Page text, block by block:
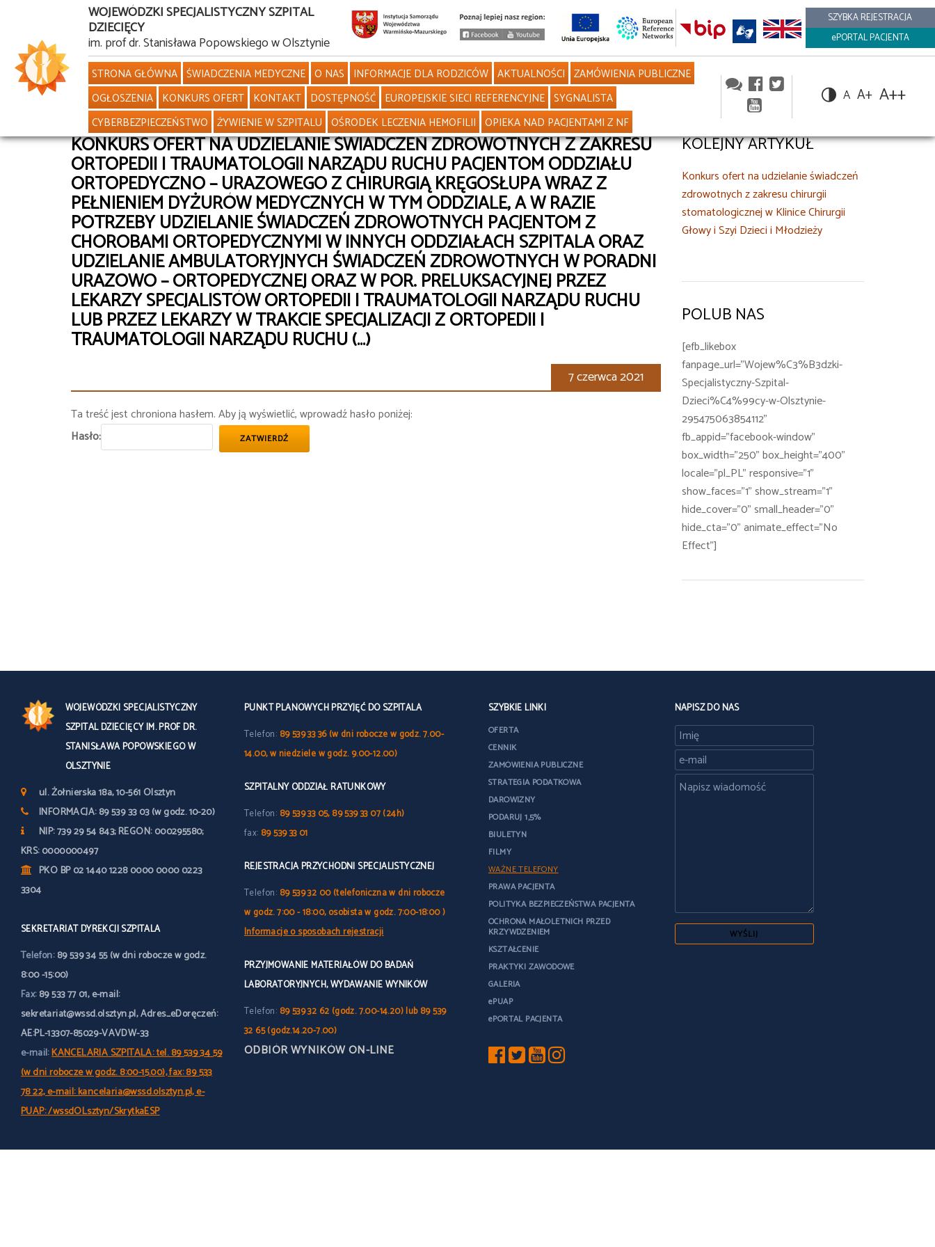
treści
WOJEWÓDZKI SPECJALISTYCZNY SZPITAL
DZIECIĘCY
im. prof dr. Stanisława Popowskiego w Olsztynie
SZYBKA REJESTRACJA
ePORTAL PACJENTA
STRONA GŁÓWNA ŚWIADCZENIA MEDYCZNE O NAS INFORMACJE DLA RODZICÓW AKTUALNOŚCI ZAMÓWIENIA PUBLICZNE
OGŁOSZENIA KONKURS OFERT KONTAKT DOSTĘPNOŚĆ EUROPEJSKIE SIECI REFERENCYJNE SYGNALISTA
CYBERBEZPIECZEŃSTWO ŻYWIENIE W SZPITALU OŚRODEK LECZENIA HEMOFILII OPIEKA NAD PACJENTAMI Z NF
A A+ A++
KONKURS OFERT NA UDZIELANIE ŚWIADCZEŃ ZDROWOTNYCH Z ZAKRESU
ORTOPEDII I TRAUMATOLOGII NARZĄDU RUCHU PACJENTOM ODDZIAŁU
ORTOPEDYCZNO – URAZOWEGO Z CHIRURGIĄ KRĘGOSŁUPA WRAZ Z
PEŁNIENIEM DYŻURÓW MEDYCZNYCH W TYM ODDZIALE, A W RAZIE
POTRZEBY UDZIELANIE ŚWIADCZEŃ ZDROWOTNYCH PACJENTOM Z
CHOROBAMI ORTOPEDYCZNYMI W INNYCH ODDZIAŁACH SZPITALA ORAZ
UDZIELANIE AMBULATORYJNYCH ŚWIADCZEŃ ZDROWOTNYCH W PORADNI
URAZOWO – ORTOPEDYCZNEJ ORAZ W POR. PRELUKSACYJNEJ PRZEZ
LEKARZY SPECJALISTÓW ORTOPEDII I TRAUMATOLOGII NARZĄDU RUCHU
LUB PRZEZ LEKARZY W TRAKCIE SPECJALIZACJI Z ORTOPEDII I
TRAUMATOLOGII NARZĄDU RUCHU (…)
7 czerwca 2021
Ta treść jest chroniona hasłem. Aby ją wyświetlić, wprowadź hasło poniżej:
Hasło:
KOLEJNY ARTYKUŁ
Konkurs ofert na udzielanie świadczeń
zdrowotnych z zakresu chirurgii
stomatologicznej w Klinice Chirurgii
Głowy i Szyi Dzieci i Młodzieży
POLUB NAS
[efb_likebox
fanpage_url="Wojew%C3%B3dzki-
Specjalistyczny-Szpital-
Dzieci%C4%99cy-w-Olsztynie-
295475063854112"
fb_appid="facebook-window"
box_width="250" box_height="400"
locale="pl_PL" responsive="1"
show_faces="1" show_stream="1"
hide_cover="0" small_header="0"
hide_cta="0" animate_effect="No
Effect"]
WOJEWÓDZKI SPECJALISTYCZNY
SZPITAL DZIECIĘCY IM. PROF DR.
STANISŁAWA POPOWSKIEGO W
OLSZTYNIE
ul. Żołnierska 18a, 10-561 Olsztyn
INFORMACJA: 89 539 33 03 (w godz. 10-20)
NIP: 739 29 54 843; REGON: 000295580;
KRS: 0000000497
PKO BP 02 1440 1228 0000 0000 0223
3304
SEKRETARIAT DYREKCJI SZPITALA
Telefon:89 539 34 55 (w dni robocze w godz.
8:00 -15:00)
Fax:89 533 77 01, e-mail:
sekretariat@wssd.olsztyn.pl, Adres_eDoręczeń:
AE:PL-13307-85029-VAVDW-33
e-mail:KANCELARIA SZPITALA: tel. 89 539 34 59
(w dni robocze w godz. 8:00-15.00), fax: 89 533
78 22, e-mail: kancelaria@wssd.olsztyn.pl, e-
PUAP: /wssdOLsztyn/SkrytkaESP
PUNKT PLANOWYCH PRZYJĘĆ DO SZPITALA
Telefon: 89 539 33 36 (w dni robocze w godz. 7.00-
14.00, w niedziele w godz. 9.00-12.00)
SZPITALNY ODDZIAŁ RATUNKOWY
Telefon: 89 539 33 05, 89 539 33 07 (24h)
fax: 89 539 33 01
REJESTRACJA PRZYCHODNI SPECJALISTYCZNEJ
Telefon: 89 539 32 00 (telefoniczna w dni robocze
w godz. 7:00 - 18:00, osobista w godz. 7:00-18:00 )
Informacje o sposobach rejestracji
PRZYJMOWANIE MATERIAŁÓW DO BADAŃ
LABORATORYJNYCH, WYDAWANIE WYNIKÓW
Telefon: 89 539 32 62 (godz. 7.00-14.20) lub 89 539
32 65 (godz.14.20-7.00)
ODBIÓR WYNIKÓW ON-LINE
SZYBKIE LINKI
OFERTA
CENNIK
ZAMÓWIENIA PUBLICZNE
STRATEGIA PODATKOWA
DAROWIZNY
PODARUJ 1,5%
BIULETYN
FILMY
WAŻNE TELEFONY
PRAWA PACJENTA
POLITYKA BEZPIECZEŃSTWA PACJENTA
OCHRONA MAŁOLETNICH PRZED
KRZYWDZENIEM
KSZTAŁCENIE
PRAKTYKI ZAWODOWE
GALERIA
ePUAP
ePORTAL PACJENTA
NAPISZ DO NAS